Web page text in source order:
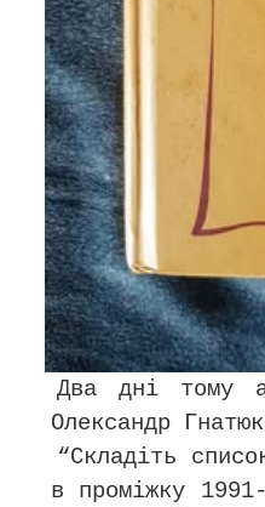
Два дні тому
Олександр
“Складіть
в проміжку